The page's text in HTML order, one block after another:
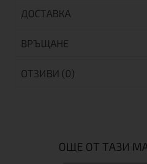
ДОСТАВКА
ВРЪЩАНЕ
ОТЗИВИ (0)
ОЩЕ ОТ ТАЗИ